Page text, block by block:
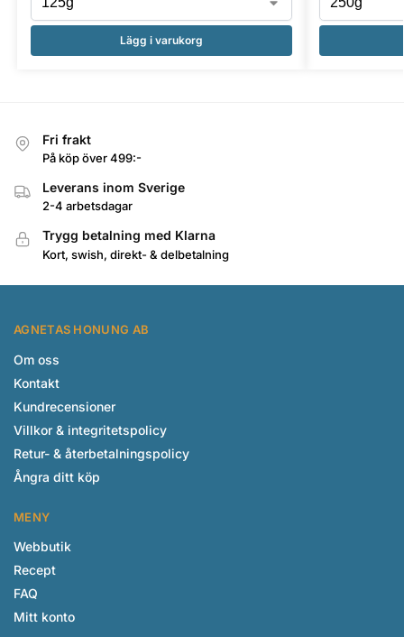
Lägg i varukorg
Fri frakt
På köp över 499:-
Leverans inom Sverige
2-4 arbetsdagar
Trygg betalning med Klarna
Kort, swish, direkt- & delbetalning
AGNETAS HONUNG AB
Om oss
Kontakt
Kundrecensioner
Villkor & integritetspolicy
Retur- & återbetalningspolicy
Ångra ditt köp
MENY
Webbutik
Recept
FAQ
Mitt konto